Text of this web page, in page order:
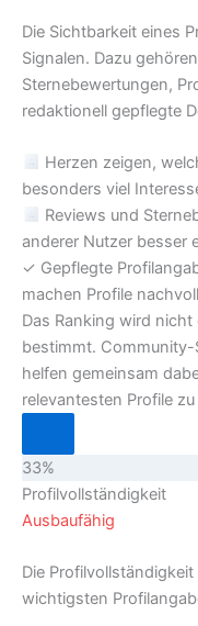
Die Sichtbarkeit eines
Signalen. Dazu
Sternebewertungen,
redaktionell gepflegte
Herzen zeigen,
besonders viel
Reviews und
anderer Nutzer besser
✓ Gepflegte
machen Profile
Das Ranking wird
bestimmt.
helfen gemeinsam
relevantesten Profile
33%
Profilvollständigkeit
Ausbaufähig
Die
wichtigsten